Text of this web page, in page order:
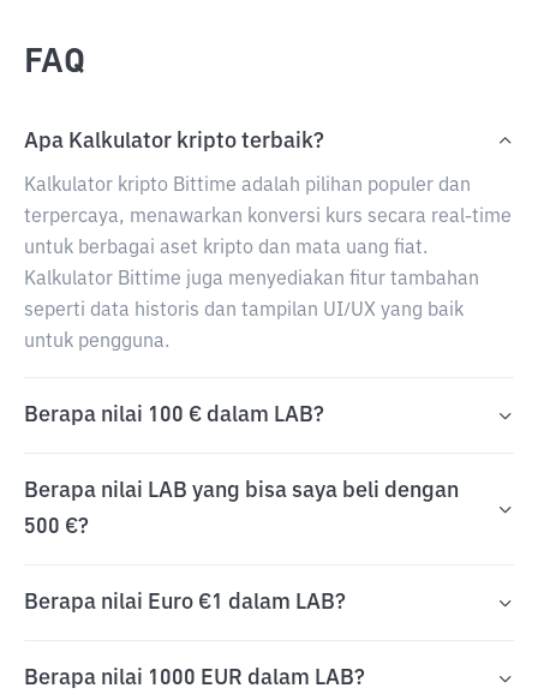
FAQ
Apa Kalkulator kripto terbaik?
Kalkulator kripto Bittime adalah pilihan populer dan
terpercaya, menawarkan konversi kurs secara real-time
untuk berbagai aset kripto dan mata uang fiat.
Kalkulator Bittime juga menyediakan fitur tambahan
seperti data historis dan tampilan UI/UX yang baik
untuk pengguna.
Berapa nilai 100 € dalam LAB?
Berapa nilai LAB yang bisa saya beli dengan
500 €?
Berapa nilai Euro €1 dalam LAB?
Berapa nilai 1000 EUR dalam LAB?